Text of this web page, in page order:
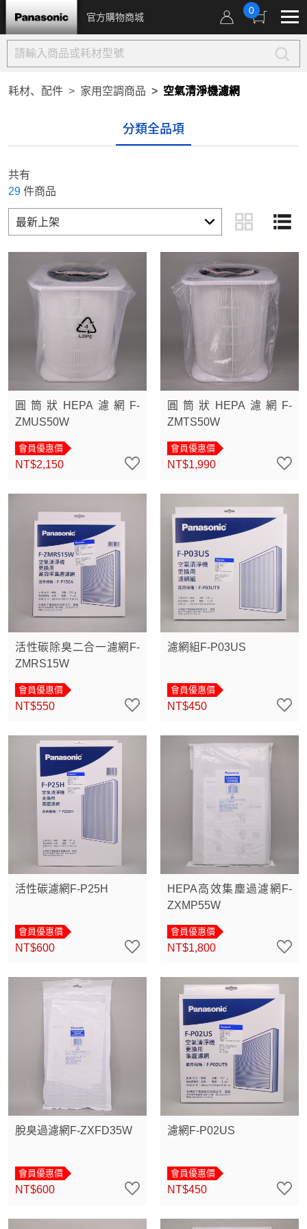
官方購物商城
0
耗材、配件 家用空調商品 空氣清淨機濾網
分類全品項
共有
29 件商品
圓筒狀HEPA濾網F-
ZMUS50W
會員優惠價
NT$2,150
圓筒狀HEPA濾網F-
ZMTS50W
會員優惠價
NT$1,990
活性碳除臭二合一濾網F-
ZMRS15W
會員優惠價
NT$550
濾網組F-P03US
會員優惠價
NT$450
活性碳濾網F-P25H
會員優惠價
NT$600
HEPA高效集塵過濾網F-
ZXMP55W
會員優惠價
NT$1,800
脫臭過濾網F-ZXFD35W
會員優惠價
NT$600
濾網F-P02US
會員優惠價
NT$450